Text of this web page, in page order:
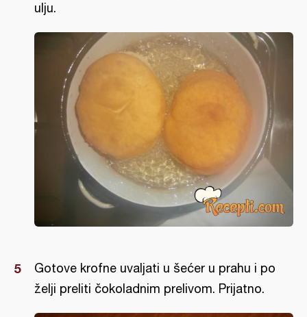
ulju.
Gotove krofne uvaljati u šećer u prahu i po
želji preliti čokoladnim prelivom. Prijatno.